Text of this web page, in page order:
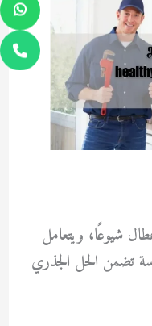
شيوعًا، ويتعامل
تضمن الحل الجذري